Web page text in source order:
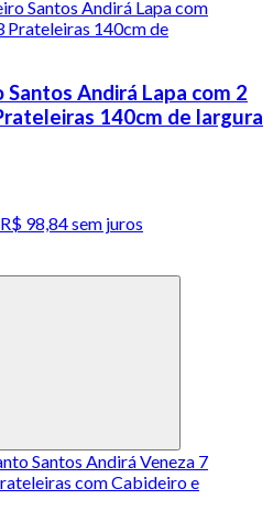
Andirá Lapa com 2
140cm de largura
98,84 sem juros